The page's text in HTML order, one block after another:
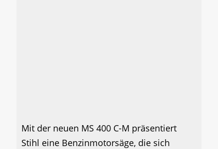
Mit der neuen MS 400 C-M präsentiert
Stihl eine Benzinmotorsäge, die sich